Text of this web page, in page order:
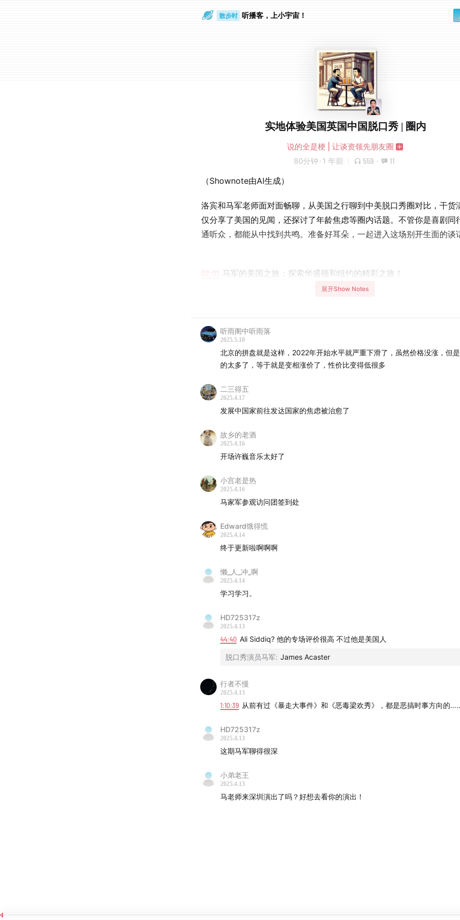
散步时 听播客，上小宇宙！
实地体验美国英国中国脱口秀 | 圈内
说的全是梗 | 让谈资领先朋友圈
80分钟 · 1 年前 559 · 11
（Shownote由AI生成）
洛宾和马军老师面对面畅聊，从美国之行聊到中美脱口秀圈对比，干货
仅分享了美国的见闻，还探讨了年龄焦虑等圈内话题。不管你是喜剧同
通听众，都能从中找到共鸣。准备好耳朵，一起进入这场别开生面的谈
02:01 马军的美国之旅：探索华盛顿和纽约的精彩之旅！
美国最著名的喜剧地窖演出：一次令人难忘的喜剧之旅
舞台表演者的二十年以上经验：从地下室到璀璨舞台的艰辛历程
33:21 上海人民广场脱口秀：探索美国文化与亚文化之旅
46:43 探索单口表演艺术：从美国到中国的演出市场对比与思考
01:00:04
01:06:45
01:13:25 纽约景点与演出预约指南：提前预订的重要性与注意事项
展开Show Notes
听雨阁中听雨落
2025.5.10
北京的拼盘就是这样，2022年开始水平就严重下滑了，虽然价格没涨，但
的太多了，等于就是变相涨价了，性价比变得低很多
二三得五
2025.4.17
发展中国家前往发达国家的焦虑被治愈了
故乡的老酒
2025.4.16
开场许巍音乐太好了
小宫老是热
2025.4.16
马家军参观访问团签到处
Edward饿得慌
2025.4.14
终于更新啦啊啊啊
懒_人_冲_啊
2025.4.14
学习学习。
HD725317z
2025.4.13
44:40 Ali Siddiq? 他的专场评价很高 不过他是美国人
脱口秀演员马军: James Acaster
行者不慢
2025.4.13
1:10:39 从前有过《暴走大事件》和《恶毒梁欢秀》，都是恶搞时事方向的
HD725317z
2025.4.13
这期马军聊得很深
小弟老王
2025.4.13
马老师来深圳演出了吗？好想去看你的演出！